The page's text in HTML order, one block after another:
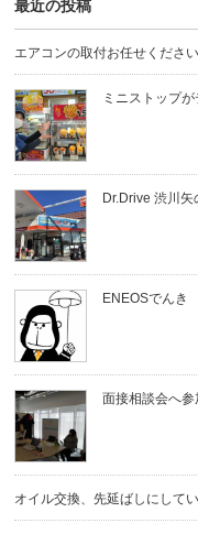
最近の投稿
エアコンの取付お任せください
ミニストップ
Dr.Drive 渋川
ENEOSでんき
面接相談会へ
オイル交換、先延ばしにして